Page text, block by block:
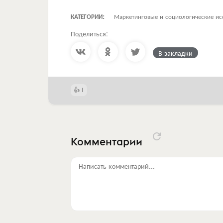
КАТЕГОРИИ: Маркетинговые и социологические
Поделиться:
В закладки
1
Комментарии
Написать комментарий...